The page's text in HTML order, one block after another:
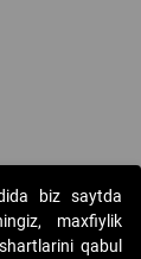
biz saytda
maxfiylik
qabul